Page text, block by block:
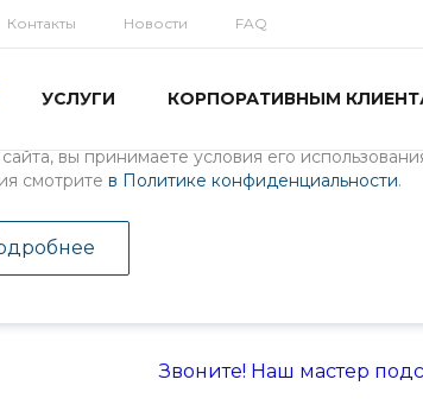
разработанные нашими специалистами и
вы принимаете условия его
смотрите в Политике конфиденциальности.
Контакты Новости FAQ
УСЛУГИ КОРПОРАТИВНЫМ
Поход в сервисный центр, когда не
центр, когда
Звоните! Наш мастер